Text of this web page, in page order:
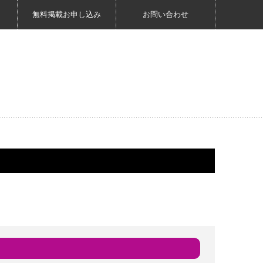
無料掲載お申し込み お問い合わせ